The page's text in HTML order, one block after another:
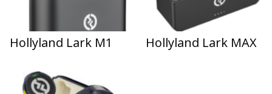
Hollyland Lark M1 Hollyland Lark MAX